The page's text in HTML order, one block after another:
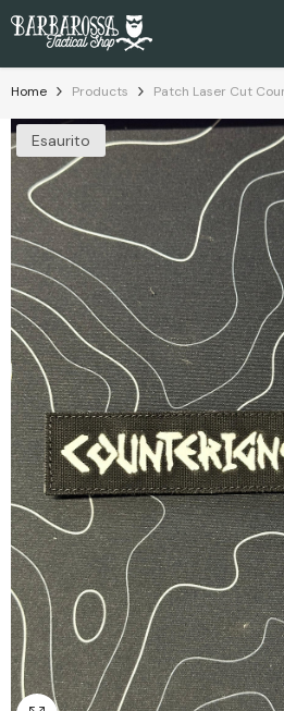
Home Products Patch Laser Cut
Esaurito